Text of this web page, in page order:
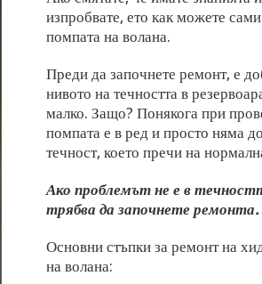
изпробвате, ето как можете
помпата на волана.
Преди да започнете ремонт, е
нивото на течността в
малко. Защо? Понякога при
помпата е в ред и просто няма
течност, което пречи на
Ако проблемът не е в
трябва да започнете ремонта.
Основни стъпки за ремонт на
на волана: